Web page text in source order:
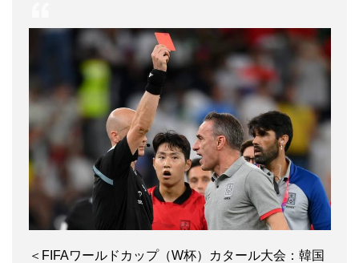
＜FIFAワールドカップ（W杯）カタール大会：韓国